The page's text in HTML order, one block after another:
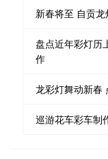
新春将至 自贡
盘点近年彩灯历
作
龙彩灯舞动新春
巡游花车彩车制